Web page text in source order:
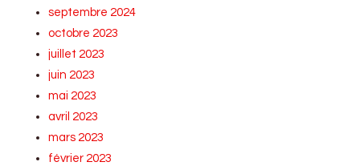
septembre 2024
octobre 2023
juillet 2023
juin 2023
mai 2023
avril 2023
mars 2023
février 2023